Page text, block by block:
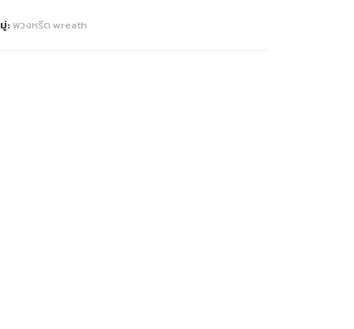
:พวงหรีด wreath